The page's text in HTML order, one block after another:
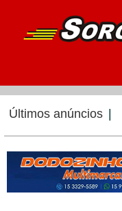
Últimos anúncios